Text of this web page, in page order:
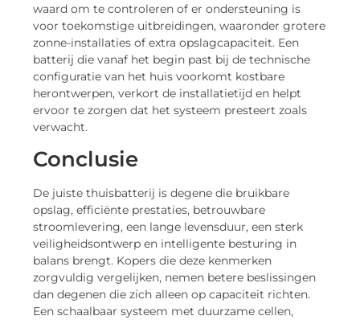
waard om te controleren of er ondersteuning is
voor toekomstige uitbreidingen, waaronder grotere
zonne-installaties of extra opslagcapaciteit. Een
batterij die vanaf het begin past bij de technische
configuratie van het huis voorkomt kostbare
herontwerpen, verkort de installatietijd en helpt
ervoor te zorgen dat het systeem presteert zoals
verwacht.
Conclusie
De juiste thuisbatterij is degene die bruikbare
opslag, efficiënte prestaties, betrouwbare
stroomlevering, een lange levensduur, een sterk
veiligheidsontwerp en intelligente besturing in
balans brengt. Kopers die deze kenmerken
zorgvuldig vergelijken, nemen betere beslissingen
dan degenen die zich alleen op capaciteit richten.
Een schaalbaar systeem met duurzame cellen,